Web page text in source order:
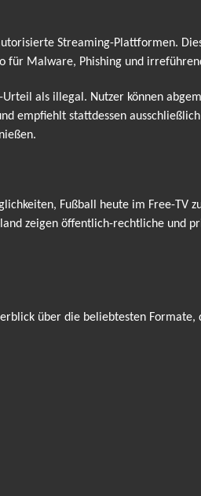
Streaming-Plattformen.
für Malware, Phishing und
als illegal. Nutzer können
empfiehlt stattdessen
Fußball heute im Free-TV
zeigen öffentlich-rechtliche und
über die beliebtesten Formate,